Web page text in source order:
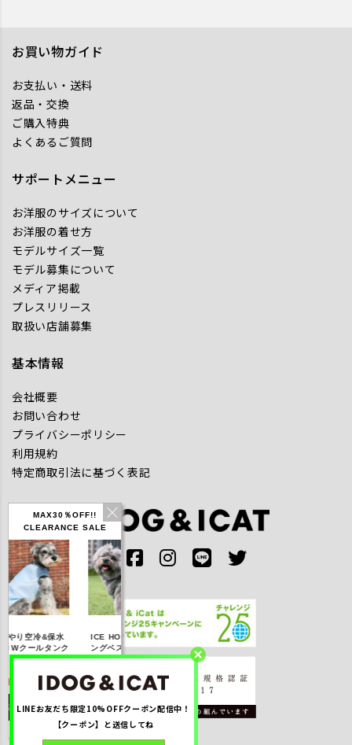
MAX30％OFF!!
CLEARANCE SALE
り空冷&保水
Wクールタンク
円(税込み)
詳しく見る
ICE HOLD フィッシ
ングベスト 保冷剤付
円(税込み)
詳しく見る
IDOG ICE HOLD ネ
ッククーラー 保冷剤
円(税込み)
詳しく見る
お買い物ガイド
お支払い・送料
返品・交換
ご購入特典
よくあるご質問
サポートメニュー
お洋服のサイズについて
お洋服の着せ方
モデルサイズ一覧
モデル募集について
メディア掲載
プレスリリース
取扱い店舗募集
基本情報
会社概要
お問い合わせ
プライバシーポリシー
利用規約
特定商取引法に基づく表記
LINEお友だち限定10%OFFクーポン配信中！
【クーポン】と送信してね